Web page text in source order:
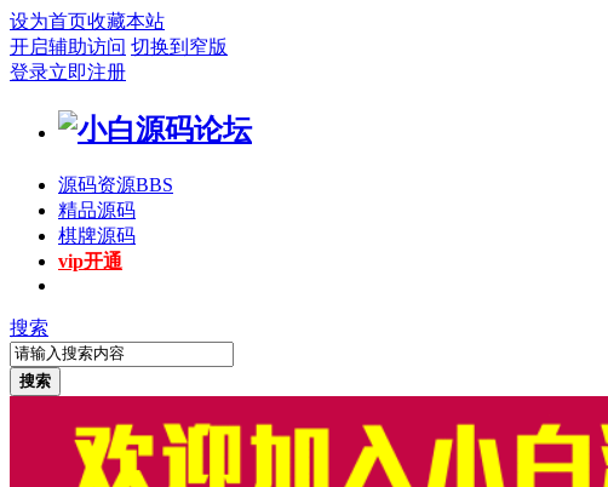
设为首页收藏本站
开启辅助访问 切换到窄版
登录立即注册
源码资源BBS
精品源码
棋牌源码
vip开通
搜索
搜索